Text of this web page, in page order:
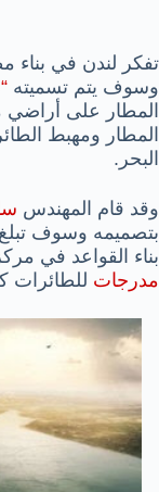
تفكر لندن في بناء
وسوف يتم تسميته
المطار على
المطار ومهبط
البحر.
وقد قام المهندس
بتصميمه وسوف تبلغ
بناء القواعد في
مدرجات للطائرات